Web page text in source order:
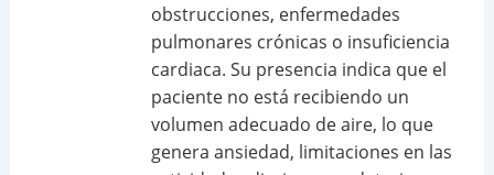
obstrucciones, enfermedades
pulmonares crónicas o insuficiencia
cardiaca. Su presencia indica que el
paciente no está recibiendo un
volumen adecuado de aire, lo que
genera ansiedad, limitaciones en las